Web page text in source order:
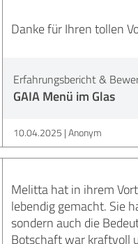
Danke für Ihren tollen
Erfahrungsbericht &
GAIA Menü im Glas
10.04.2025 Anonym
Melitta hat in ihrem
lebendig gemacht. Sie
sondern auch die
Botschaft war kraftvoll